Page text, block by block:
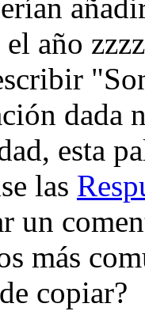
año
dada
esta
las
un
más
copiar?